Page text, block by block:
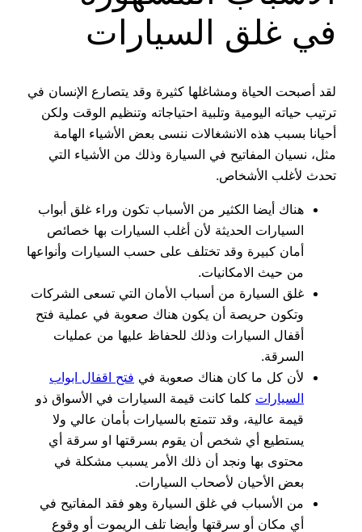
في غلق السيارات
لقد أصبحت الحياة ومشاغلها كثيرة وقد يتصارع الإنسان في
ترتيب حياته اليومية وتلبية احتياجاته وتنظيم الوقت ولكن
أحيانا بسبب هذه الانشغالات ننسى بعض الأشياء الهامة
مثل، نسيان المفاتيح في السيارة وذلك من الأشياء التي
تحدث لأغلب الأشخاص.
هناك أيضا الكثير من الأسباب تكون وراء غلق أبواب
السيارات الحديثة لأن أغلب السيارات بها خصائص
أمان كبيرة وقد تختلف على حسب السيارات وأنواعها
من حيث الامكانيات.
غلق السيارة من أسباب الأمان التي تسعى الشركات
وتكون حريصة أن يكون هناك صعوبة في عملية فتح
أقفال السيارات وذلك للحفاظ عليها من عمليات
السرقة.
لأن كل ما كان هناك صعوبة في فتح اقفال ابواب
السيارات كلما كانت قيمة السيارات في الأسواق ذو
قيمة عالية، وقد تتمتع بالسيارات بأمان عالي ولا
يستطيع أي شخص أن يقوم بسرقتها او سرقة أي
محتوى بها ونجد أن ذلك الأمر يسبب مشكلة في
بعض الأحيان لأصحاب السيارات.
من الأسباب في غلق السيارة وهو فقد المفاتيح في
أي مكان أو سرقتها وأيضا تلف الريموت أو وقوع